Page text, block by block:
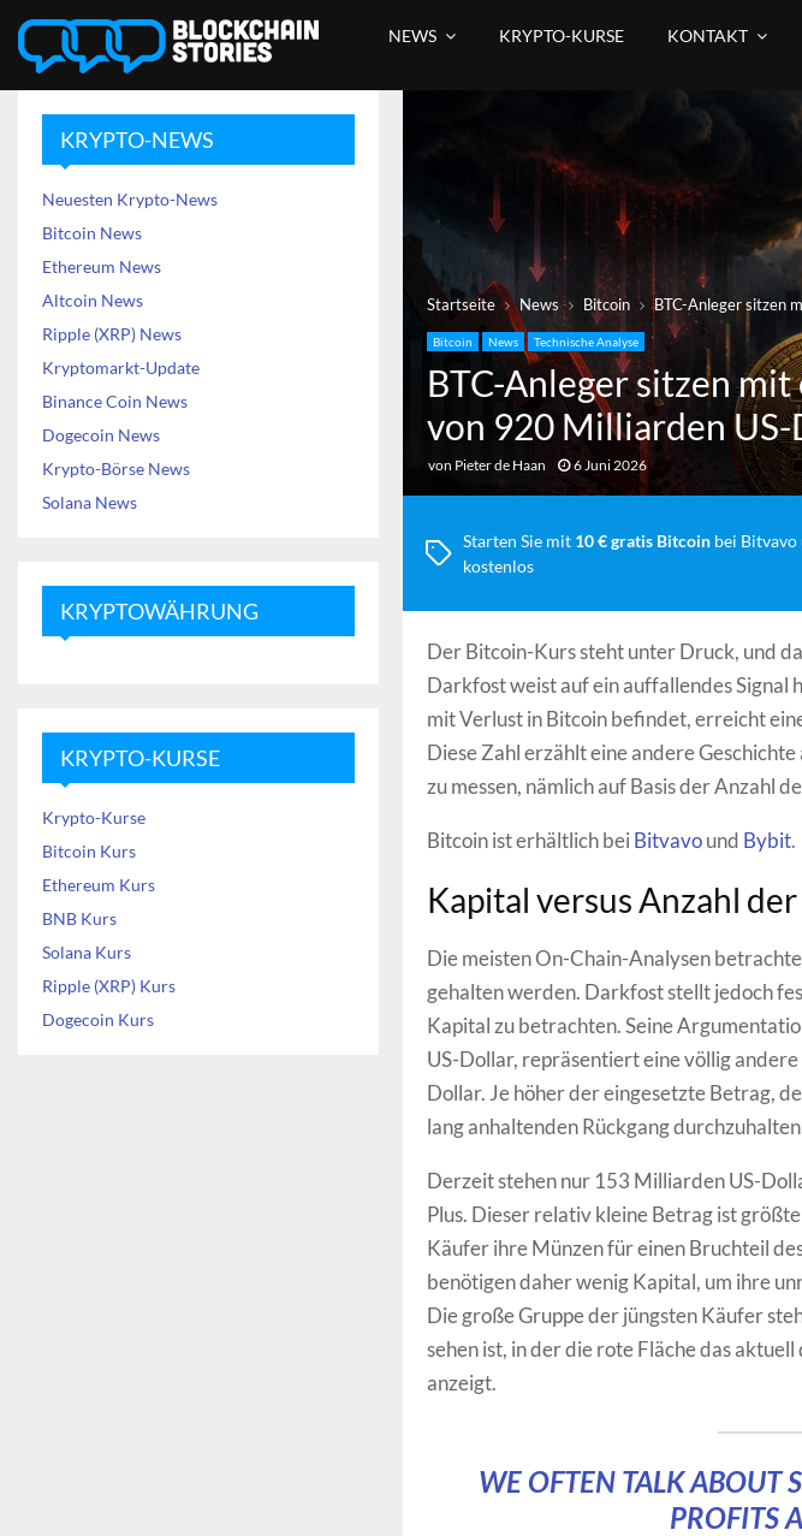
NEWS KRYPTO-KURSE KONTAKT
Startseite News Bitcoin BTC-Anleger sitzen
Bitcoin News Technische Analyse
BTC-Anleger sitzen
von 920 Milliarden
von Pieter de Haan 6 Juni 2026
Starten Sie mit 10 € gratis Bitcoin bei Bitvavo
kostenlos
Der Bitcoin-Kurs steht unter Druck, und
Darkfost weist auf ein auffallendes Signal
mit Verlust in Bitcoin befindet, erreicht
Diese Zahl erzählt eine andere
zu messen, nämlich auf Basis der Anzahl
Bitcoin ist erhältlich bei Bitvavound Bybit.
Kapital versus Anzahl
Die meisten On-Chain-Analysen
gehalten werden. Darkfost stellt jedoch
Kapital zu betrachten. Seine
US-Dollar, repräsentiert eine völlig
Dollar. Je höher der eingesetzte Betrag,
lang anhaltenden Rückgang
Derzeit stehen nur 153 Milliarden US-
Plus. Dieser relativ kleine Betrag ist
Käufer ihre Münzen für einen Bruchteil
benötigen daher wenig Kapital, um ihre
Die große Gruppe der jüngsten Käufer
sehen ist, in der die rote Fläche das
anzeigt.
WE OFTEN TALK ABOUT
PROFITS
KRYPTO-NEWS
Neuesten Krypto-News
Bitcoin News
Ethereum News
Altcoin News
Ripple (XRP) News
Kryptomarkt-Update
Binance Coin News
Dogecoin News
Krypto-Börse News
Solana News
KRYPTOWÄHRUNG
KRYPTO-KURSE
Krypto-Kurse
Bitcoin Kurs
Ethereum Kurs
BNB Kurs
Solana Kurs
Ripple (XRP) Kurs
Dogecoin Kurs